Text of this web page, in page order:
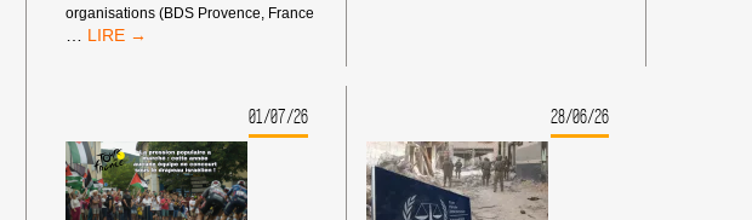
organisations (BDS Provence, France
RASSEMBLEMENT
D’AIX-
EN-
PROVENCE
01/07/26 28/06/26